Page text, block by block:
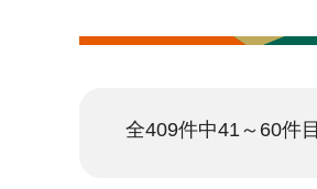
全409件中41～60件目